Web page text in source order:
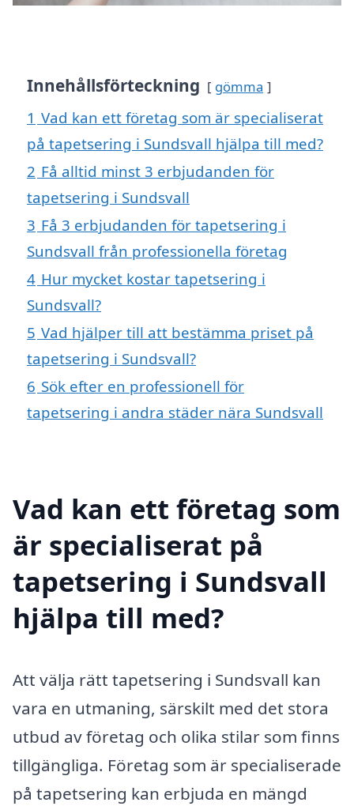
Innehållsförteckning gömma
1 Vad kan ett företag som är specialiserat
på tapetsering i Sundsvall hjälpa till med?
2 Få alltid minst 3 erbjudanden för
tapetsering i Sundsvall
3 Få 3 erbjudanden för tapetsering i
Sundsvall från professionella företag
4 Hur mycket kostar tapetsering i
Sundsvall?
5 Vad hjälper till att bestämma priset på
tapetsering i Sundsvall?
6 Sök efter en professionell för
tapetsering i andra städer nära Sundsvall
Vad kan ett företag som
är specialiserat på
tapetsering i Sundsvall
hjälpa till med?
Att välja rätt tapetsering i Sundsvall kan
vara en utmaning, särskilt med det stora
utbud av företag och olika stilar som finns
tillgängliga. Företag som är specialiserade
på tapetsering kan erbjuda en mängd